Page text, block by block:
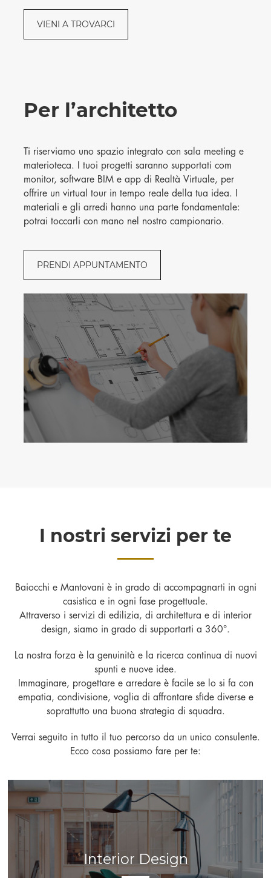
VIENI A TROVARCI
Per l’architetto
Ti riserviamo uno spazio integrato con sala meeting e
materioteca. I tuoi progetti saranno supportati com
monitor, software BIM e app di Realtà Virtuale, per
offrire un virtual tour in tempo reale della tua idea. I
materiali e gli arredi hanno una parte fondamentale:
potrai toccarli con mano nel nostro campionario.
PRENDI APPUNTAMENTO
I nostri servizi per te
Baiocchi e Mantovani è in grado di accompagnarti in ogni
casistica e in ogni fase progettuale.
Attraverso i servizi di edilizia, di architettura e di interior
design, siamo in grado di supportarti a 360°.
La nostra forza è la genuinità e la ricerca continua di nuovi
spunti e nuove idee.
Immaginare, progettare e arredare è facile se lo si fa con
empatia, condivisione, voglia di affrontare sfide diverse e
soprattutto una buona strategia di squadra.
Verrai seguito in tutto il tuo percorso da un unico consulente.
Ecco cosa possiamo fare per te:
Interior Design
Interior Design